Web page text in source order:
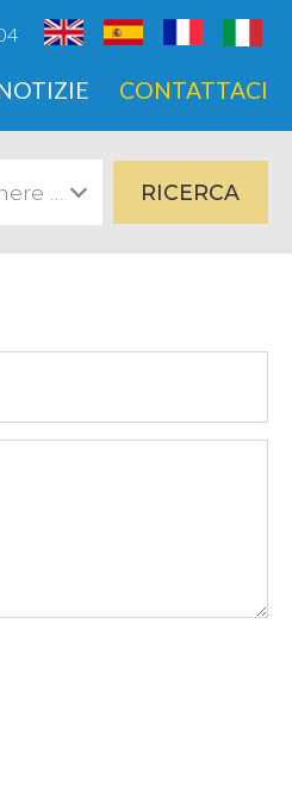
CONTATTACI
Camere da letto minimo